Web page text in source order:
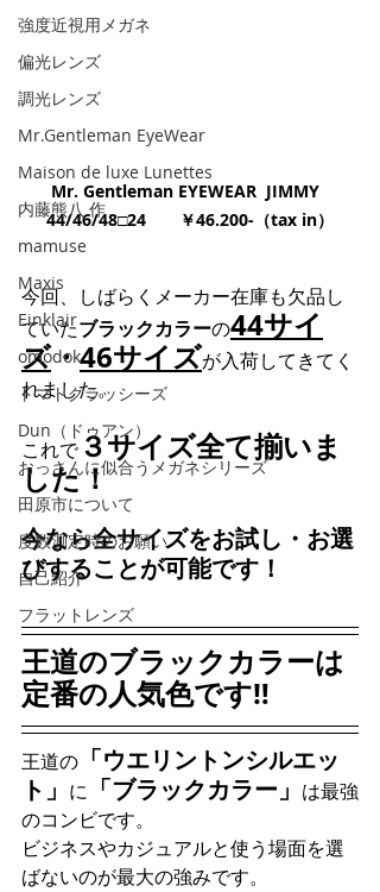
強度近視用メガネ
偏光レンズ
調光レンズ
Mr.Gentleman EyeWear
Maison de luxe Lunettes
内藤熊八 作
mamuse
Maxis
Einklair
omodok
トマトグラッシーズ
Dun（ドゥアン）
おっさんに似合うメガネシリーズ
田原市について
度数測定時のお願い
自己紹介
フラットレンズ
Mr. Gentleman EYEWEAR  JIMMY
44/46/48□24　　￥46.200-（tax in）
今回、しばらくメーカー在庫も欠品し
ていたブラックカラーの44サイ
ズ・46サイズが入荷してきてく
れました。
これで３サイズ全て揃いま
した！
今なら全サイズをお試し・お選
びすることが可能です！
王道のブラックカラーは
定番の人気色です‼
王道の 「ウエリントンシルエッ
ト」 に 「ブラックカラー」 は最強
のコンビです。
ビジネスやカジュアルと使う場面を選
ばないのが最大の強みです。